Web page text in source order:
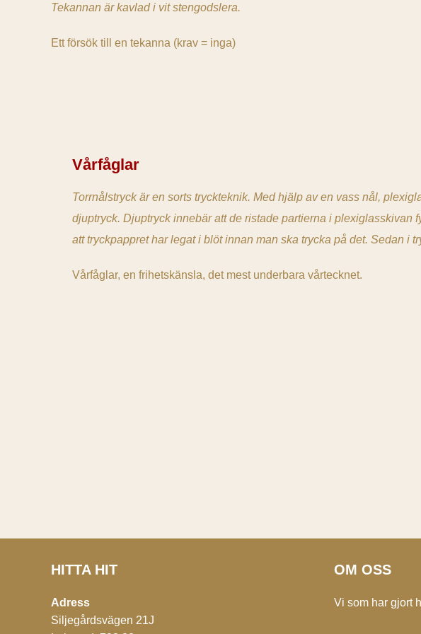
Tekannan är kavlad i vit stengodslera.
Ett försök till en tekanna (krav = inga)
Vårfåglar
Torrnålstryck är en sorts tryckteknik. Med hjälp av en vass nål,
djuptryck. Djuptryck innebär att de ristade partierna i plexiglasskivan
att tryckpappret har legat i blöt innan man ska trycka på det. Sedan i
Vårfåglar, en frihetskänsla, det mest underbara vårtecknet.
HITTA HIT
Adress
Siljegårdsvägen 21J
OM OSS
Vi som har gjort